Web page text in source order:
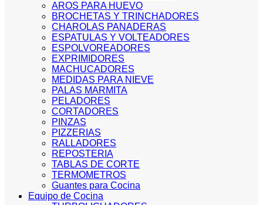
AROS PARA HUEVO
BROCHETAS Y TRINCHADORES
CHAROLAS PANADERAS
ESPATULAS Y VOLTEADORES
ESPOLVOREADORES
EXPRIMIDORES
MACHUCADORES
MEDIDAS PARA NIEVE
PALAS MARMITA
PELADORES
CORTADORES
PINZAS
PIZZERIAS
RALLADORES
REPOSTERIA
TABLAS DE CORTE
TERMOMETROS
Guantes para Cocina
Equipo de Cocina